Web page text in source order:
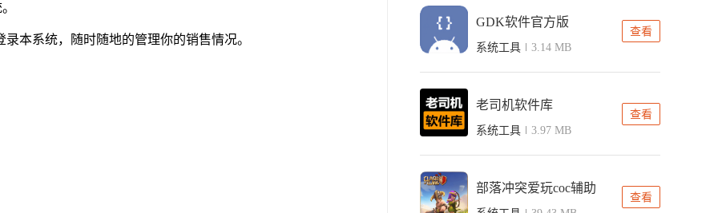
本系统，随时随地的管理你的销售情况。
GDK软件官方版
系统工具 3.14 MB
查看
老司机软件库
系统工具 3.97 MB
查看
部落冲突爱玩coc辅助
查看